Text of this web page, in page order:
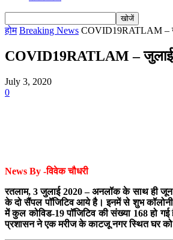
होम Breaking News COVID19RATLAM –
COVID19RATLAM – जुलाई
July 3, 2020
0
News By -विवेक चौधरी
रतलाम, 3 जुलाई 2020 – अनलॉक के साथ ही
के दो सैंपल पॉजिटिव आये है। इनमें से शुभ कॉलोनी
में कुल कोविड-19 पॉजिटिव की संख्या 168 हो गई
प्रशासन ने एक मरीज के काटजू नगर स्थित घर को